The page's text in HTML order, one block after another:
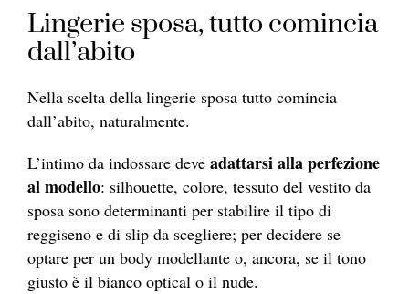
Lingerie sposa, tutto comincia
dall’abito
Nella scelta della lingerie sposa tutto comincia
dall’abito, naturalmente.
L’intimo da indossare deve adattarsi alla perfezione
al modello: silhouette, colore, tessuto del vestito da
sposa sono determinanti per stabilire il tipo di
reggiseno e di slip da scegliere; per decidere se
optare per un body modellante o, ancora, se il tono
giusto è il bianco optical o il nude.